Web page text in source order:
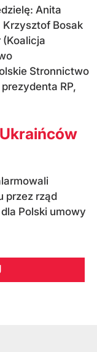
Anita
Bosak
Stronnictwo
RP,
przez rząd
Polski umowy